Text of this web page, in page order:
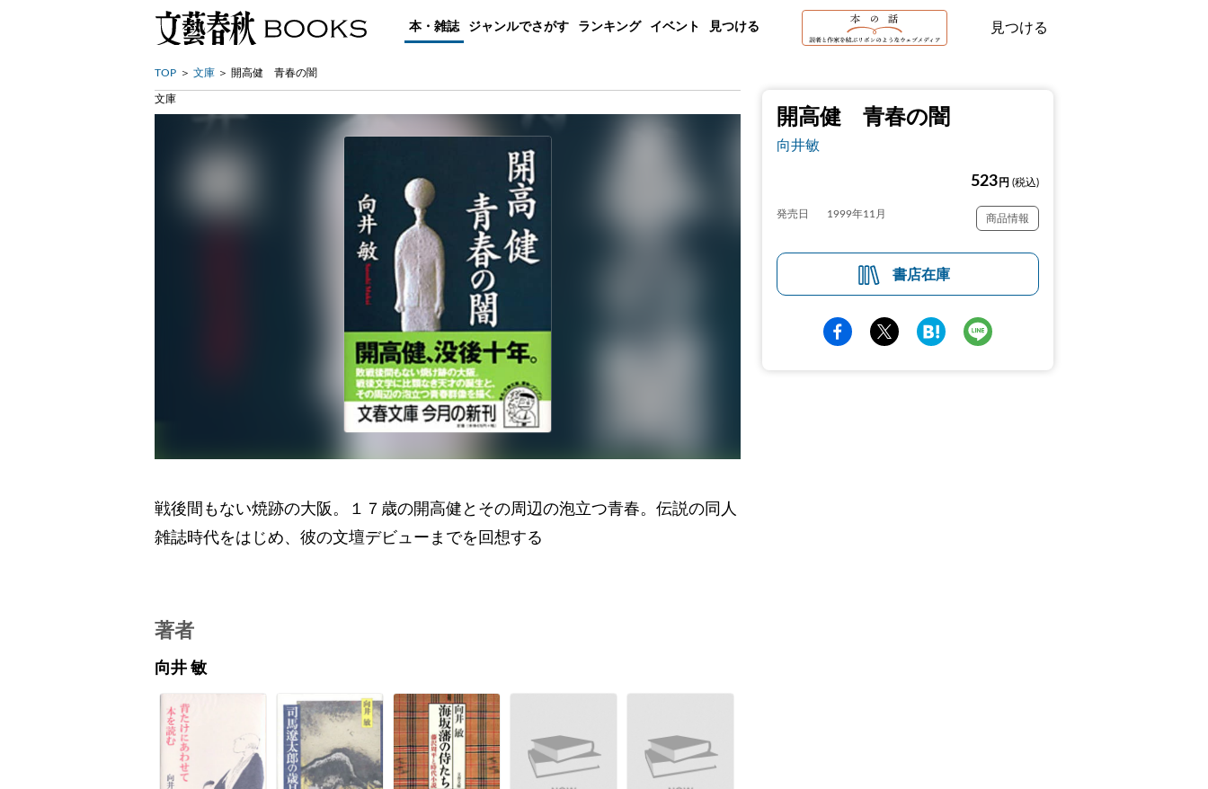
本・雑誌 ジャンルでさがす ランキング イベント 見つける 見つける
TOP 文庫 開高健 青春の闇
開高健 青春の闇
向井敏
523 円 (税込)
発売日 1999年11月 商品情報
書店在庫
文庫
戦後間もない焼跡の大阪。１７歳の開高健とその周辺の泡立つ青春。伝説の同人
雑誌時代をはじめ、彼の文壇デビューまでを回想する
著者
向井 敏